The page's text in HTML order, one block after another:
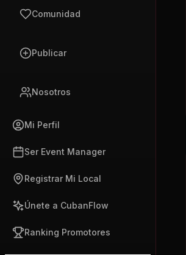
Comunidad
Publicar
Nosotros
Mi Perfil
Ser Event Manager
Registrar Mi Local
Únete a CubanFlow
Ranking Promotores